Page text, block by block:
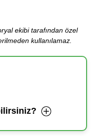
ekibi tarafından özel
kullanılamaz.